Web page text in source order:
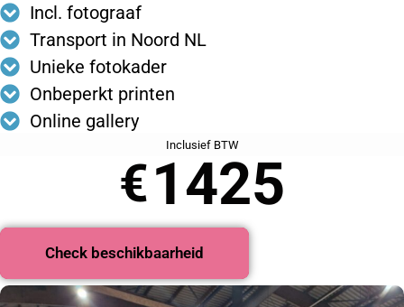
Incl. fotograaf
Transport in Noord NL
Unieke fotokader
Onbeperkt printen
Online gallery
Inclusief BTW
€1425
Check beschikbaarheid